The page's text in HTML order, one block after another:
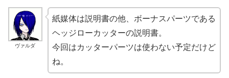
ヴァルダ
紙媒体は説明書の他、ボーナスパーツである
ヘッジローカッターの説明書。
今回はカッターパーツは使わない予定だけど
ね。